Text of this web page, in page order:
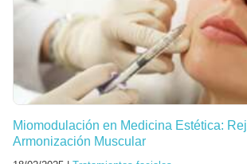
Miomodulación en Medicina Estética:
Armonización Muscular